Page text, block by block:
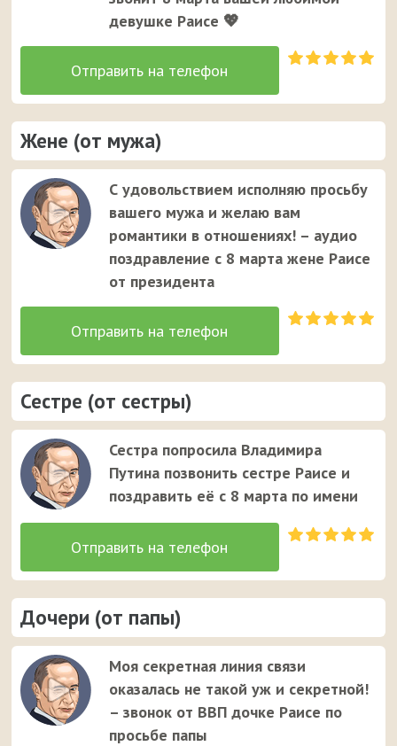
девушке Раисе 💖
Жене (от мужа)
С удовольствием исполняю просьбу
вашего мужа и желаю вам
романтики в отношениях! – аудио
поздравление с 8 марта жене Раисе
от президента
Сестре (от сестры)
Сестра попросила Владимира
Путина позвонить сестре Раисе и
поздравить её с 8 марта по имени
Дочери (от папы)
Моя секретная линия связи
оказалась не такой уж и секретной!
– звонок от ВВП дочке Раисе по
просьбе папы